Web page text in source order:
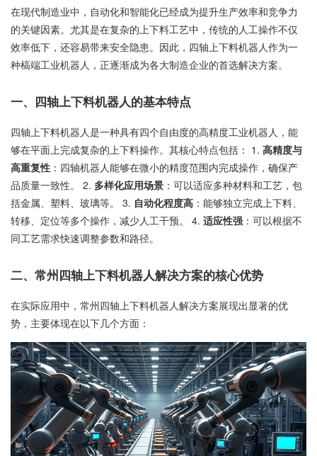
在现代制造业中，自动化和智能化已经成为提升生产效率和竞争力
的关键因素。尤其是在复杂的上下料工艺中，传统的人工操作不仅
效率低下，还容易带来安全隐患。因此，四轴上下料机器人作为一
种槁端工业机器人，正逐渐成为各大制造企业的首选解决方案。
一、四轴上下料机器人的基本特点
四轴上下料机器人是一种具有四个自由度的高精度工业机器人，能
够在平面上完成复杂的上下料操作。其核心特点包括： 1. 高精度与
高重复性 ：四轴机器人能够在微小的精度范围内完成操作，确保产
品质量一致性。 2. 多样化应用场景 ：可以适应多种材料和工艺，包
括金属、塑料、玻璃等。 3. 自动化程度高 ：能够独立完成上下料、
转移、定位等多个操作，减少人工干预。 4. 适应性强 ：可以根据不
同工艺需求快速调整参数和路径。
二、常州四轴上下料机器人解决方案的核心优势
在实际应用中，常州四轴上下料机器人解决方案展现出显著的优
势，主要体现在以下几个方面：